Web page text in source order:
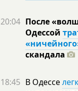
20:04 После
Одессой
скандала
18:45 В Одессе